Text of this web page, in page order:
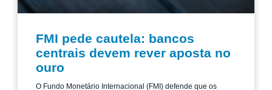
FMI pede cautela: bancos
centrais devem rever aposta no
ouro
O Fundo Monetário Internacional (FMI) defende que os